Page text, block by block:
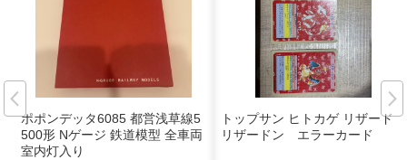
ポポンデッタ6085 都営浅草線5
500形 Nゲージ 鉄道模型 全車両
室内灯入り
トップサン ヒトカゲ リザード
リザードン エラーカード